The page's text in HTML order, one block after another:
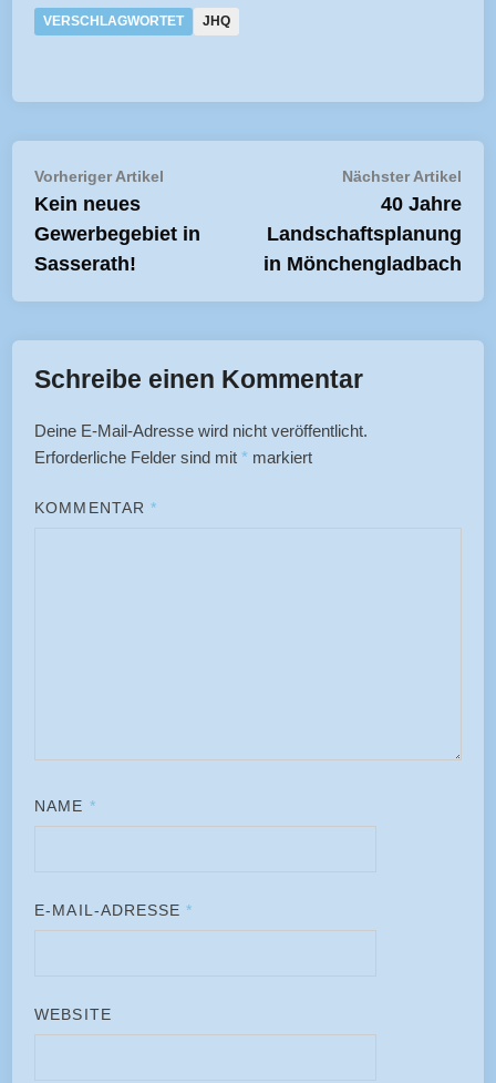
VERSCHLAGWORTET JHQ
Beitragsnavigation
Vorheriger Artikel
Kein neues
Gewerbegebiet in
Sasserath!
Nächster Artikel
40 Jahre
Landschaftsplanung
in Mönchengladbach
Schreibe einen Kommentar
Deine E-Mail-Adresse wird nicht veröffentlicht.
Erforderliche Felder sind mit* markiert
KOMMENTAR *
NAME *
E-MAIL-ADRESSE*
WEBSITE